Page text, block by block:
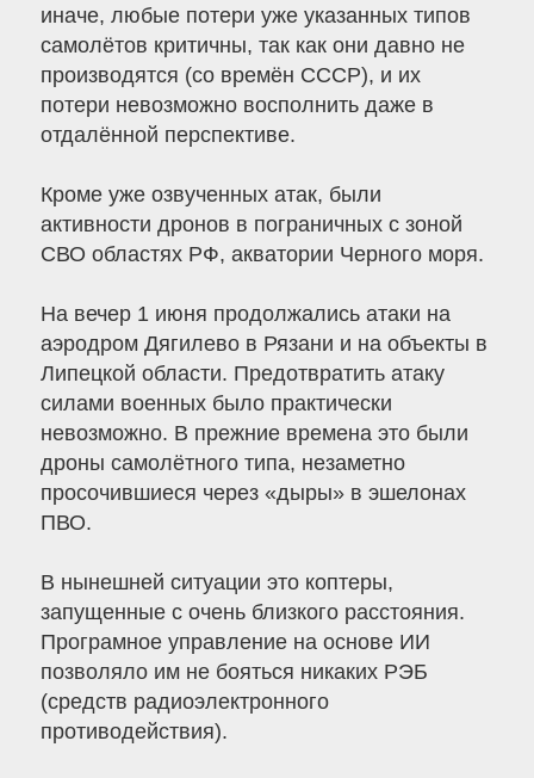
иначе, любые потери уже указанных типов
самолётов критичны, так как они давно не
производятся (со времён СССР), и их
потери невозможно восполнить даже в
отдалённой перспективе.
Кроме уже озвученных атак, были
активности дронов в пограничных с зоной
СВО областях РФ, акватории Черного моря.
На вечер 1 июня продолжались атаки на
аэродром Дягилево в Рязани и на объекты в
Липецкой области. Предотвратить атаку
силами военных было практически
невозможно. В прежние времена это были
дроны самолётного типа, незаметно
просочившиеся через «дыры» в эшелонах
ПВО.
В нынешней ситуации это коптеры,
запущенные с очень близкого расстояния.
Програмное управление на основе ИИ
позволяло им не бояться никаких РЭБ
(средств радиоэлектронного
противодействия).